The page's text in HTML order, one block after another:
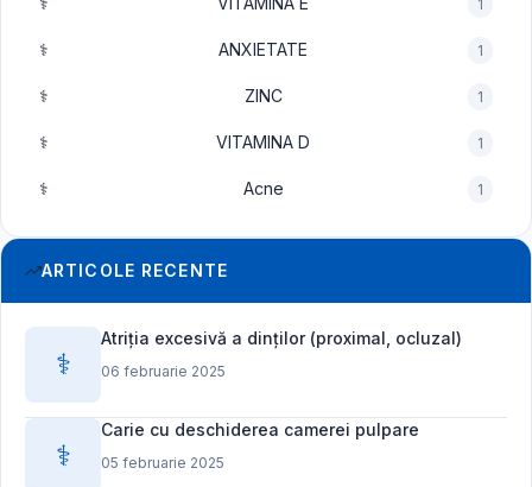
1
⚕️ ANXIETATE 1
⚕️ ZINC 1
⚕️ VITAMINA D 1
⚕️ Acne 1
ARTICOLE RECENTE
⚕️
Atriția excesivă a dinților (proximal, ocluzal)
06 februarie 2025
⚕️
Carie cu deschiderea camerei pulpare
05 februarie 2025